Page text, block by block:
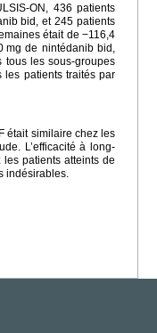
ON, 436 patients
bid, et 245 patients
était de −116,4
mg de nintédanib bid,
tous les sous-groupes
patients traités par
était similaire chez les
L’efficacité à long-
patients atteints de
indésirables.